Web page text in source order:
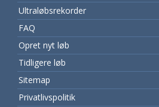
Ultraløbsrekorder
FAQ
Opret nyt løb
Tidligere løb
Sitemap
Privatlivspolitik